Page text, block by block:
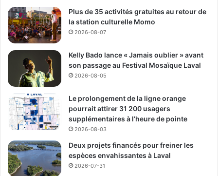
Plus de 35 activités gratuites au retour de
la station culturelle Momo
2026-08-07
Kelly Bado lance « Jamais oublier » avant
son passage au Festival Mosaïque Laval
2026-08-05
Le prolongement de la ligne orange
pourrait attirer 31 200 usagers
supplémentaires à l’heure de pointe
2026-08-03
Deux projets financés pour freiner les
espèces envahissantes à Laval
2026-07-31